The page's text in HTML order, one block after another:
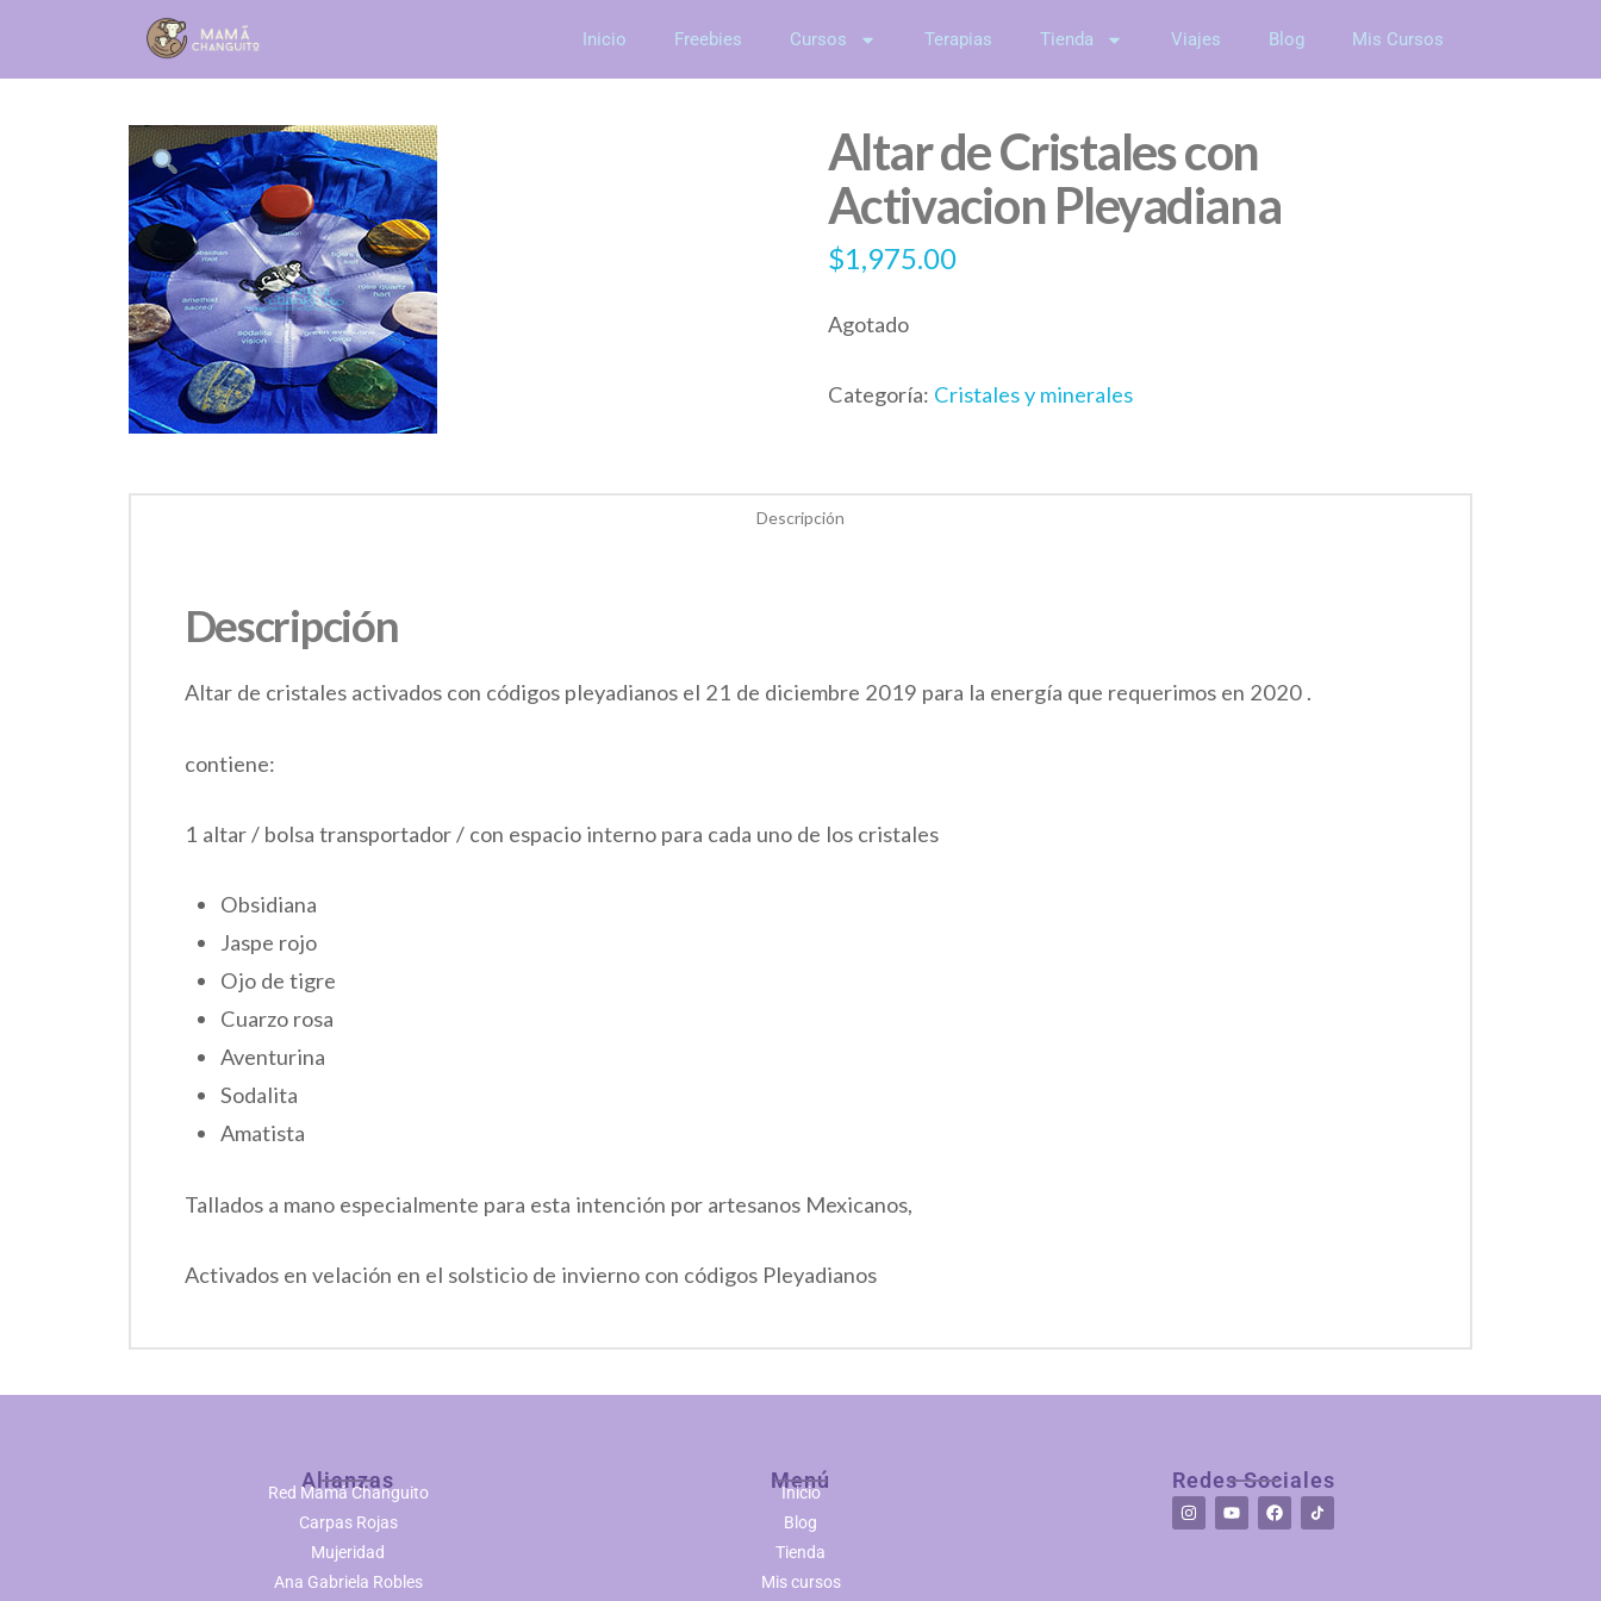
Inicio Freebies Cursos Terapias Tienda Viajes Blog Mis Cursos
Altar de Cristales con
Activacion Pleyadiana
$1,975.00
Agotado
Categoría: Cristales y minerales
Descripción
Descripción
Altar de cristales activados con códigos pleyadianos el 21 de diciembre 2019 para la energía que requerimos en 2020 .
contiene:
1 altar / bolsa transportador / con espacio interno para cada uno de los cristales
Obsidiana
Jaspe rojo
Ojo de tigre
Cuarzo rosa
Aventurina
Sodalita
Amatista
Tallados a mano especialmente para esta intención por artesanos Mexicanos,
Activados en velación en el solsticio de invierno con códigos Pleyadianos
Alianzas
Red Mamá Changuito
Carpas Rojas
Mujeridad
Ana Gabriela Robles
Menú
Inicio
Blog
Tienda
Mis cursos
Redes Sociales